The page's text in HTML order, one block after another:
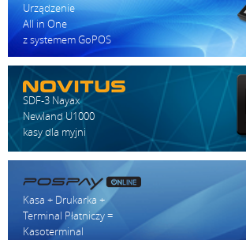
Urządzenie
All in One
z systemem GoPOS
SDF-3 Nayax
Newland U1000
kasy dla myjni
Kasa + Drukarka +
Terminal Płatniczy =
Kasoterminal